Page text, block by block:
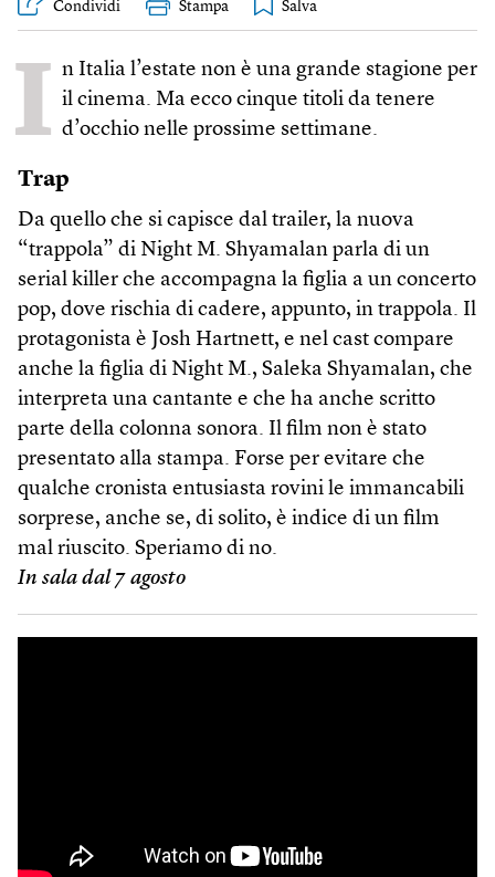
Condividi Stampa
I n Italia l’estate non è una grande stagione per
il cinema. Ma ecco cinque titoli da tenere
d’occhio nelle prossime settimane.
Trap
Da quello che si capisce dal trailer, la nuova
“trappola” di Night M. Shyamalan parla di un
serial killer che accompagna la figlia a un concerto
pop, dove rischia di cadere, appunto, in trappola. Il
protagonista è Josh Hartnett, e nel cast compare
anche la figlia di Night M., Saleka Shyamalan, che
interpreta una cantante e che ha anche scritto
parte della colonna sonora. Il film non è stato
presentato alla stampa. Forse per evitare che
qualche cronista entusiasta rovini le immancabili
sorprese, anche se, di solito, è indice di un film
mal riuscito. Speriamo di no.
In sala dal 7 agosto